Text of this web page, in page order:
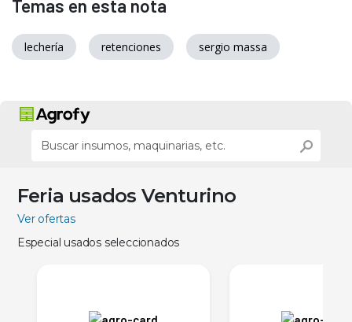
Temas en esta nota
lechería retenciones sergio massa
Feria usados Venturino
Ver ofertas
Especial usados seleccionados